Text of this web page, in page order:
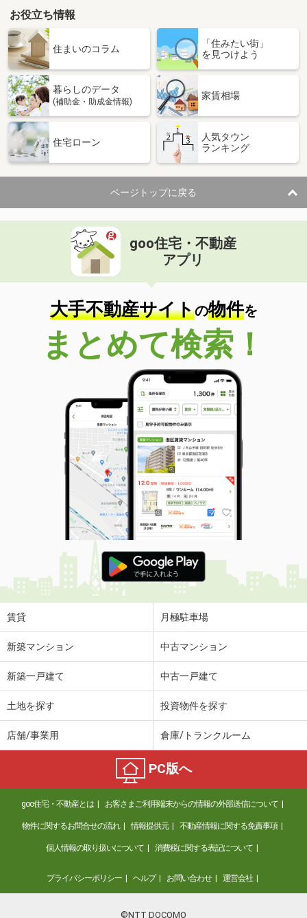
お役立ち情報
住まいのコラム
「住みたい街」
を見つけよう
暮らしのデータ
(補助金・助成金情報)
家賃相場
住宅ローン
人気タウン
ランキング
ページトップに戻る
goo住宅・不動産
アプリ
大手不動産サイトの物件を
まとめて検索！
賃貸 月極駐車場
新築マンション 中古マンション
新築一戸建て 中古一戸建て
土地を探す 投資物件を探す
店舗/事業用 倉庫/トランクルーム
PC版へ
goo住宅・不動産とは お客さまご利用端末からの情報の外部送信について
物件に関するお問合せの流れ 情報提供元 不動産情報に関する免責事項
個人情報の取り扱いについて 消費税に関する表記について
プライバシーポリシー ヘルプ お問い合わせ 運営会社
©NTT DOCOMO